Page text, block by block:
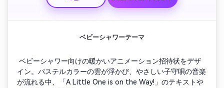
ベビーシャワーテーマ
ベビーシャワー向けの暖かいアニメーション招待状をデザ
イン。パステルカラーの雲が浮かび、やさしい子守唄の音楽
が流れる中、「A Little One is on the Way!」のテキストや